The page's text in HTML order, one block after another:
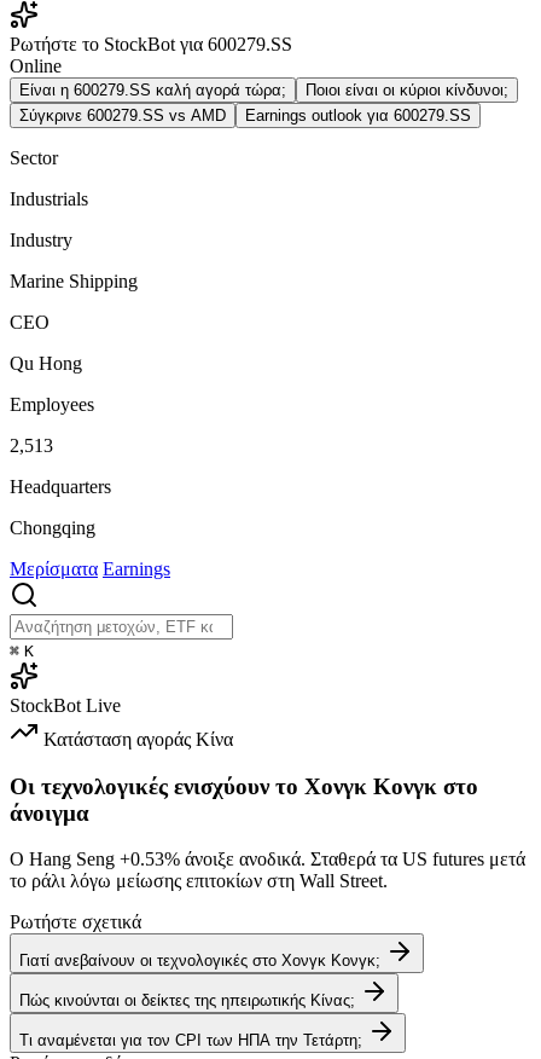
Ρωτήστε το StockBot για 600279.SS
Online
Είναι η 600279.SS καλή αγορά τώρα;
Ποιοι είναι οι κύριοι κίνδυνοι;
Σύγκρινε 600279.SS vs AMD
Earnings outlook για 600279.SS
Sector
Industrials
Industry
Marine Shipping
CEO
Qu Hong
Employees
2,513
Headquarters
Chongqing
Μερίσματα Earnings
⌘ K
StockBot Live
Κατάσταση αγοράς Κίνα
Οι τεχνολογικές ενισχύουν το Χονγκ Κονγκ στο
άνοιγμα
Ο Hang Seng +0.53% άνοιξε ανοδικά. Σταθερά τα US futures μετά
το ράλι λόγω μείωσης επιτοκίων στη Wall Street.
Ρωτήστε σχετικά
Γιατί ανεβαίνουν οι τεχνολογικές στο Χονγκ Κονγκ;
Πώς κινούνται οι δείκτες της ηπειρωτικής Κίνας;
Τι αναμένεται για τον CPI των ΗΠΑ την Τετάρτη;